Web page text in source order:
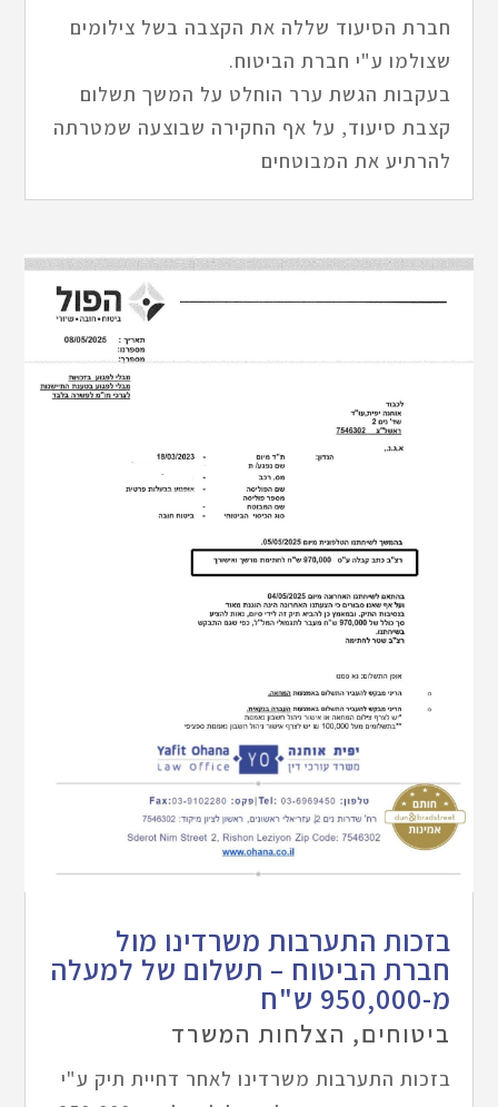
חברת הסיעוד שללה את הקצבה בשל צילומים
שצולמו ע"י חברת הביטוח.
בעקבות הגשת ערר הוחלט על המשך תשלום
קצבת סיעוד, על אף החקירה שבוצעה שמטרתה
להרתיע את המבוטחים
בזכות התערבות משרדינו מול
חברת הביטוח – תשלום של למעלה
מ-950,000 ש"ח
ביטוחים, הצלחות המשרד
בזכות התערבות משרדינו לאחר דחיית תיק ע"י